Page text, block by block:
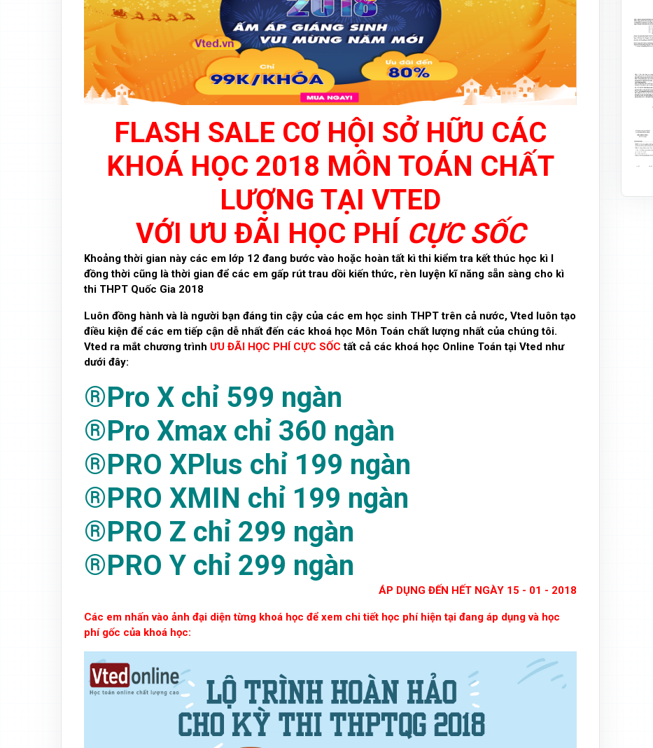
FLASH SALE CƠ HỘI SỞ HỮU CÁC
KHOÁ HỌC 2018 MÔN TOÁN CHẤT
LƯỢNG TẠI VTED
VỚI ƯU ĐÃI HỌC PHÍ CỰC SỐC
Khoảng thời gian này các em lớp 12 đang bước vào hoặc hoàn tất kì thi kiểm tra kết thúc học kì I
đồng thời cũng là thời gian để các em gấp rút trau dồi kiến thức, rèn luyện kĩ năng sẵn sàng cho kì
thi THPT Quốc Gia 2018
Luôn đồng hành và là người bạn đáng tin cậy của các em học sinh THPT trên cả nước, Vted luôn tạo
điều kiện để các em tiếp cận dễ nhất đến các khoá học Môn Toán chất lượng nhất của chúng tôi.
Vted ra mắt chương trình ƯU ĐÃI HỌC PHÍ CỰC SỐC tất cả các khoá học Online Toán tại Vted như
dưới đây:
®Pro X chỉ 599 ngàn
®Pro Xmax chỉ 360 ngàn
®PRO XPlus chỉ 199 ngàn
®PRO XMIN chỉ 199 ngàn
®PRO Z chỉ 299 ngàn
®PRO Y chỉ 299 ngàn
ÁP DỤNG ĐẾN HẾT NGÀY 15 - 01 - 2018
Các em nhấn vào ảnh đại diện từng khoá học để xem chi tiết học phí hiện tại đang áp dụng và học
phí gốc của khoá học: